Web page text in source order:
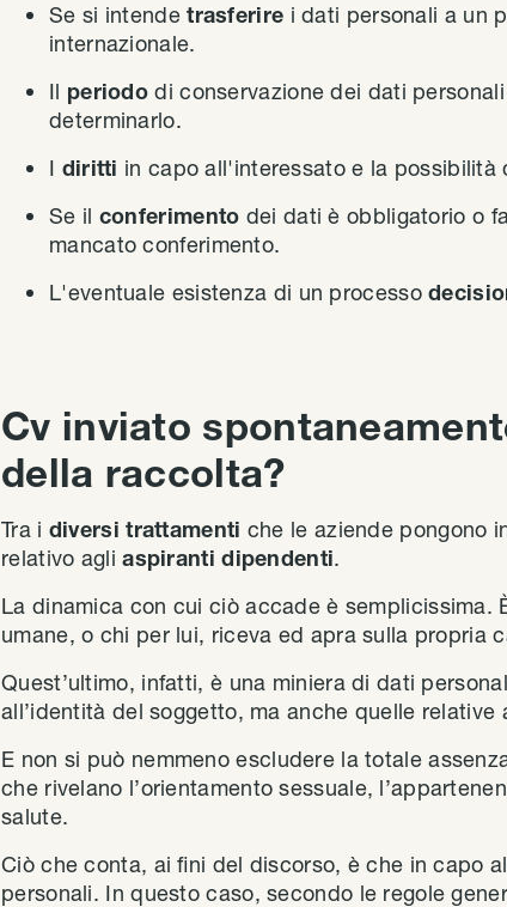
Se si intendetrasferire i dati personali a un
internazionale.
Il periododi conservazione dei dati
determinarlo.
I diritti in capo all'interessato e la possibilità
Se il conferimento dei dati è obbligatorio o
mancato conferimento.
L'eventuale esistenza di un processo
Cv inviato
della raccolta?
Tra i diversi trattamenti che le aziende pongono
relativo agliaspiranti dipendenti.
La dinamica con cui ciò accade è semplicissima.
umane, o chi per lui, riceva ed apra sulla propria
Quest’ultimo, infatti, è una miniera di dati
all’identità del soggetto, ma anche quelle
E non si può nemmeno escludere la totale
che rivelano l’orientamento sessuale,
salute.
Ciò che conta, ai fini del discorso, è che in capo
personali. In questo caso, secondo le regole